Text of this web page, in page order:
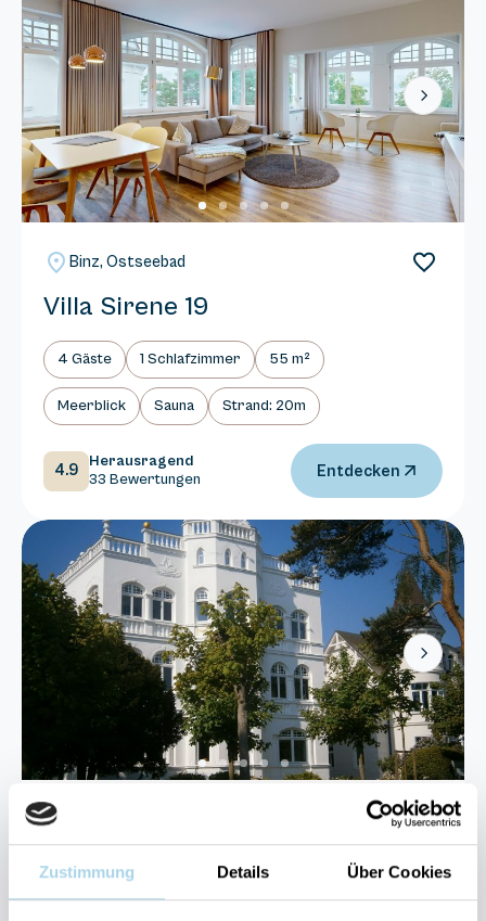
Zustimmung Details Über Cookies
Next
Binz, Ostseebad
Villa Sirene 19
4 Gäste 1 Schlafzimmer 55 m²
Meerblick Sauna Strand: 20m
4.9
Herausragend
33 Bewertungen
Entdecken
Next
Villa Sirene 01